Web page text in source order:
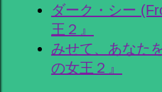
ダーク・シー
王２』
みせて、あなた
の女王２』